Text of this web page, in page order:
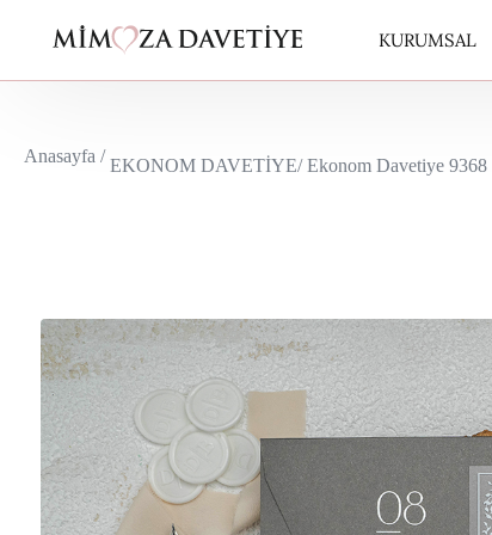
KURUMSAL
Anasayfa /EKONOM DAVETİYE/ Ekonom Davetiye 9368